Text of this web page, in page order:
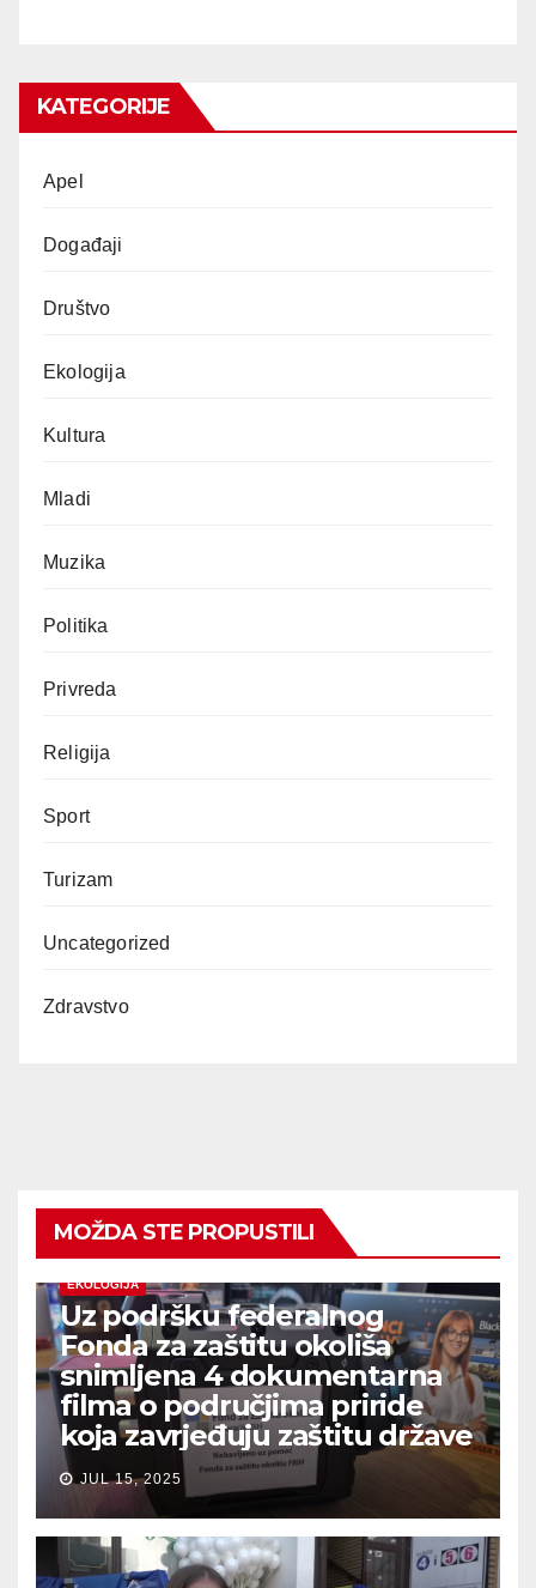
KATEGORIJE
Apel
Događaji
Društvo
Ekologija
Kultura
Mladi
Muzika
Politika
Privreda
Religija
Sport
Turizam
Uncategorized
Zdravstvo
MOŽDA STE PROPUSTILI
EKOLOGIJA
Uz podršku federalnog
Fonda za zaštitu okoliša
snimljena 4 dokumentarna
filma o područjima priride
koja zavrjeđuju zaštitu države
JUL 15, 2025